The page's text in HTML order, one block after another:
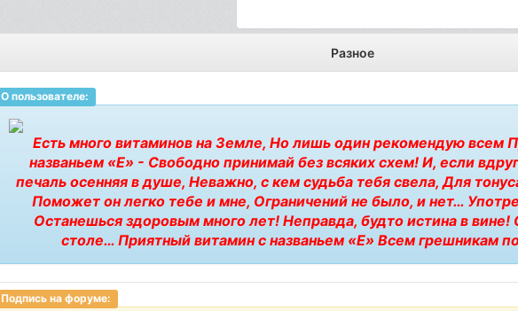
Разное
О пользователе:
Есть много витаминов на Земле, Но лишь один рекомендую всем
названьем «Е» - Свободно принимай без всяких схем! И, если
печаль осенняя в душе, Неважно, с кем судьба тебя свела, Для
Поможет он легко тебе и мне, Ограничений не было, и нет…
Останешься здоровым много лет! Неправда, будто истина в вине!
столе… Приятный витамин с названьем «Е» Всем грешникам
Подпись на форуме: